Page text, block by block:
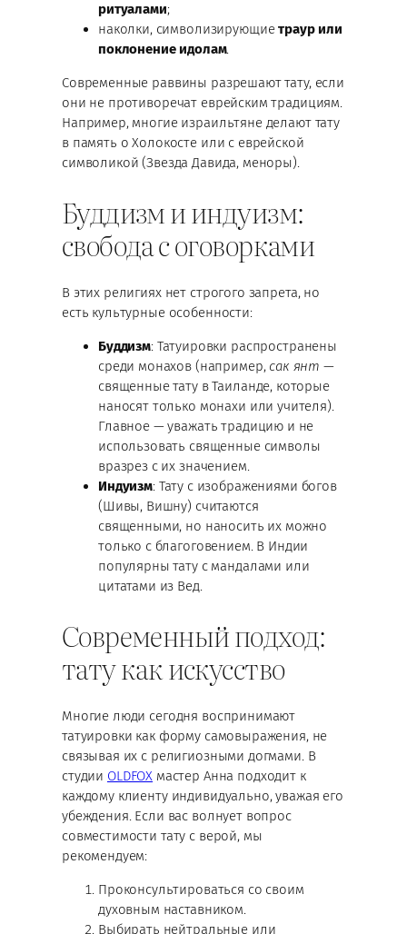
ритуалами;
наколки, символизирующиетраур или
поклонение идолам.
Современные раввины разрешают тату, если
они не противоречат еврейским традициям.
Например, многие израильтяне делают тату
в память о Холокосте или с еврейской
символикой (Звезда Давида, меноры).
Буддизм и индуизм:
свобода с оговорками
В этих религиях нет строгого запрета, но
есть культурные особенности:
Буддизм: Татуировки распространены
среди монахов (например, сак янт —
священные тату в Таиланде, которые
наносят только монахи или учителя).
Главное — уважать традицию и не
использовать священные символы
вразрез с их значением.
Индуизм: Тату с изображениями богов
(Шивы, Вишну) считаются
священными, но наносить их можно
только с благоговением. В Индии
популярны тату с мандалами или
цитатами из Вед.
Современный подход:
тату как искусство
Многие люди сегодня воспринимают
татуировки как форму самовыражения, не
связывая их с религиозными догмами. В
студии OLDFOX мастер Анна подходит к
каждому клиенту индивидуально, уважая его
убеждения. Если вас волнует вопрос
совместимости тату с верой, мы
рекомендуем:
Проконсультироваться со своим
духовным наставником.
Выбирать нейтральные или